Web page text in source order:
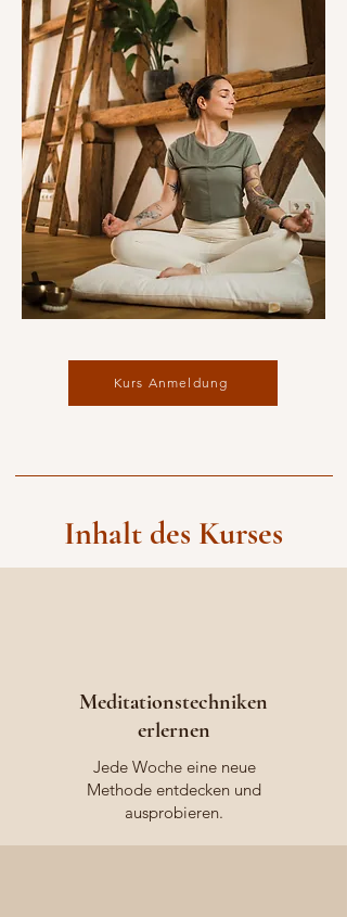
Kurs Anmeldung
Inhalt des Kurses
Meditationstechniken
erlernen
Jede Woche eine neue
Methode entdecken und
ausprobieren.